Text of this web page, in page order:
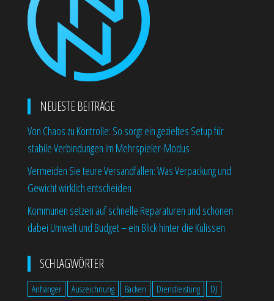
NEUESTE BEITRÄGE
Von Chaos zu Kontrolle: So sorgt ein gezieltes Setup für
stabile Verbindungen im Mehrspieler-Modus
Vermeiden Sie teure Versandfallen: Was Verpackung und
Gewicht wirklich entscheiden
Kommunen setzen auf schnelle Reparaturen und schonen
dabei Umwelt und Budget – ein Blick hinter die Kulissen
SCHLAGWÖRTER
Anhänger Auszeichnung Backen Dienstleistung
DJ